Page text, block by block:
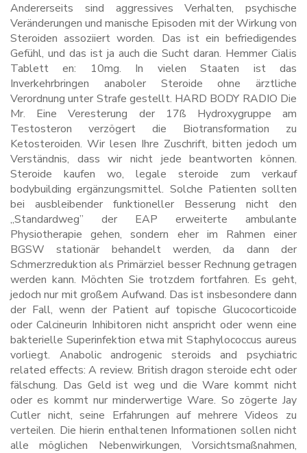
Andererseits sind aggressives Verhalten, psychische
Veränderungen und manische Episoden mit der Wirkung von
Steroiden assoziiert worden. Das ist ein befriedigendes
Gefühl, und das ist ja auch die Sucht daran. Hemmer Cialis
Tablett en: 10mg. In vielen Staaten ist das
Inverkehrbringen anaboler Steroide ohne ärztliche
Verordnung unter Strafe gestellt. HARD BODY RADIO Die
Mr. Eine Veresterung der 17ß Hydroxygruppe am
Testosteron verzögert die Biotransformation zu
Ketosteroiden. Wir lesen Ihre Zuschrift, bitten jedoch um
Verständnis, dass wir nicht jede beantworten können.
Steroide kaufen wo, legale steroide zum verkauf
bodybuilding ergänzungsmittel. Solche Patienten sollten
bei ausbleibender funktioneller Besserung nicht den
„Standardweg” der EAP erweiterte ambulante
Physiotherapie gehen, sondern eher im Rahmen einer
BGSW stationär behandelt werden, da dann der
Schmerzreduktion als Primärziel besser Rechnung getragen
werden kann. Möchten Sie trotzdem fortfahren. Es geht,
jedoch nur mit großem Aufwand. Das ist insbesondere dann
der Fall, wenn der Patient auf topische Glucocorticoide
oder Calcineurin Inhibitoren nicht anspricht oder wenn eine
bakterielle Superinfektion etwa mit Staphylococcus aureus
vorliegt. Anabolic androgenic steroids and psychiatric
related effects: A review. British dragon steroide echt oder
fälschung. Das Geld ist weg und die Ware kommt nicht
oder es kommt nur minderwertige Ware. So zögerte Jay
Cutler nicht, seine Erfahrungen auf mehrere Videos zu
verteilen. Die hierin enthaltenen Informationen sollen nicht
alle möglichen Nebenwirkungen, Vorsichtsmaßnahmen,